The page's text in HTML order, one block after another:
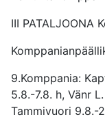
III PATALJOONA
9.Komppania:
5.8.-7.8. h, Vänr
Tammivuori 9.8.-